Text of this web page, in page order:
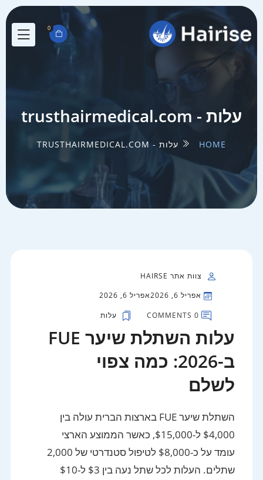
0
עלות - trusthairmedical.com
HOME עלות - TRUSTHAIRMEDICAL.COM
צוות אתר HAIRSE
אפריל 6, 2026
אפריל 6, 2026
0 COMMENTS
עלות
עלות השתלת שיער FUE
ב-2026: כמה צפוי
לשלם
השתלת שיער FUE בארצות הברית עולה בין
$4,000 ל-$15,000, כאשר הממוצע הארצי
עומד על כ-$8,000 לטיפול סטנדרטי של 2,000
שתלים. העלות לכל שתל נעה בין $3 ל-$10